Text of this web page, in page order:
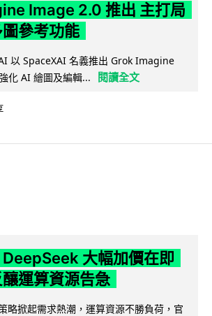
Image 2.0 推出 主打局
參考功能
以 SpaceXAI 名義推出 Grok Imagine
化 AI 繪圖及編輯...
閱讀全文
大幅加價在即
運算資源告急
略掀起需求熱潮，運算資源不勝負荷，官